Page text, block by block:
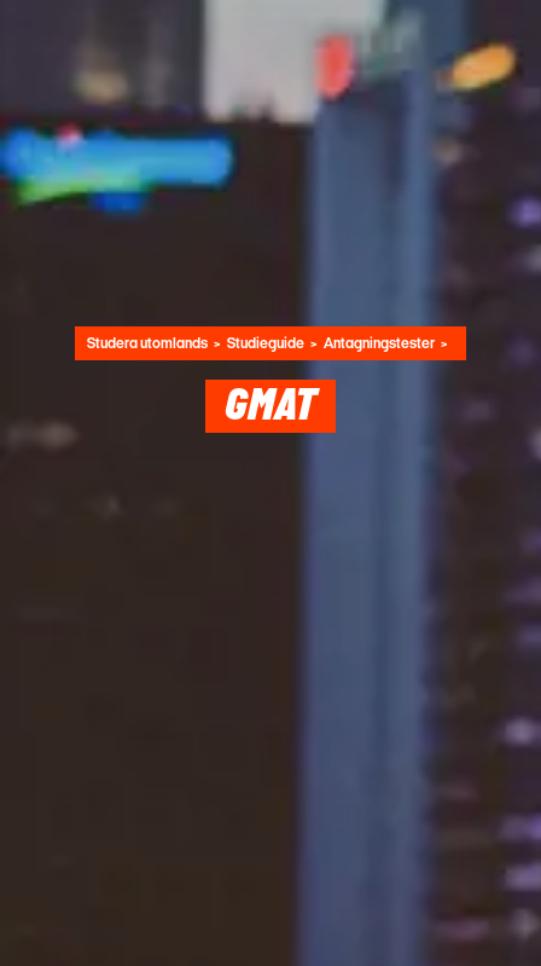
Studera utomlands Studieguide Antagningstester
GMAT